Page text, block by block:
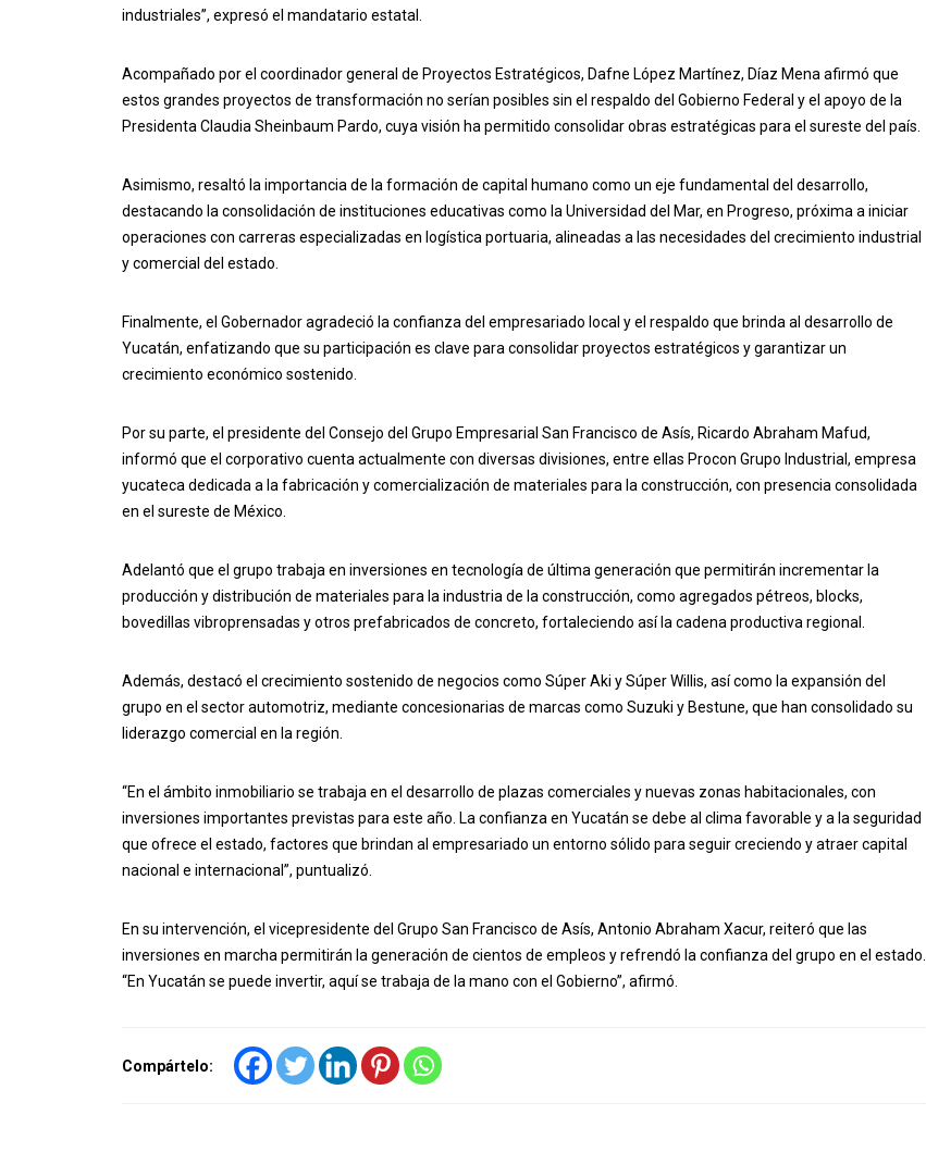
industriales”, expresó el mandatario estatal.
Acompañado por el coordinador general de Proyectos Estratégicos, Dafne López Martínez, Díaz Mena afirmó que
estos grandes proyectos de transformación no serían posibles sin el respaldo del Gobierno Federal y el apoyo de la
Presidenta Claudia Sheinbaum Pardo, cuya visión ha permitido consolidar obras estratégicas para el sureste del país.
Asimismo, resaltó la importancia de la formación de capital humano como un eje fundamental del desarrollo,
destacando la consolidación de instituciones educativas como la Universidad del Mar, en Progreso, próxima a iniciar
operaciones con carreras especializadas en logística portuaria, alineadas a las necesidades del crecimiento industrial
y comercial del estado.
Finalmente, el Gobernador agradeció la confianza del empresariado local y el respaldo que brinda al desarrollo de
Yucatán, enfatizando que su participación es clave para consolidar proyectos estratégicos y garantizar un
crecimiento económico sostenido.
Por su parte, el presidente del Consejo del Grupo Empresarial San Francisco de Asís, Ricardo Abraham Mafud,
informó que el corporativo cuenta actualmente con diversas divisiones, entre ellas Procon Grupo Industrial, empresa
yucateca dedicada a la fabricación y comercialización de materiales para la construcción, con presencia consolidada
en el sureste de México.
Adelantó que el grupo trabaja en inversiones en tecnología de última generación que permitirán incrementar la
producción y distribución de materiales para la industria de la construcción, como agregados pétreos, blocks,
bovedillas vibroprensadas y otros prefabricados de concreto, fortaleciendo así la cadena productiva regional.
Además, destacó el crecimiento sostenido de negocios como Súper Aki y Súper Willis, así como la expansión del
grupo en el sector automotriz, mediante concesionarias de marcas como Suzuki y Bestune, que han consolidado su
liderazgo comercial en la región.
“En el ámbito inmobiliario se trabaja en el desarrollo de plazas comerciales y nuevas zonas habitacionales, con
inversiones importantes previstas para este año. La confianza en Yucatán se debe al clima favorable y a la seguridad
que ofrece el estado, factores que brindan al empresariado un entorno sólido para seguir creciendo y atraer capital
nacional e internacional”, puntualizó.
En su intervención, el vicepresidente del Grupo San Francisco de Asís, Antonio Abraham Xacur, reiteró que las
inversiones en marcha permitirán la generación de cientos de empleos y refrendó la confianza del grupo en el estado.
“En Yucatán se puede invertir, aquí se trabaja de la mano con el Gobierno”, afirmó.
Compártelo: